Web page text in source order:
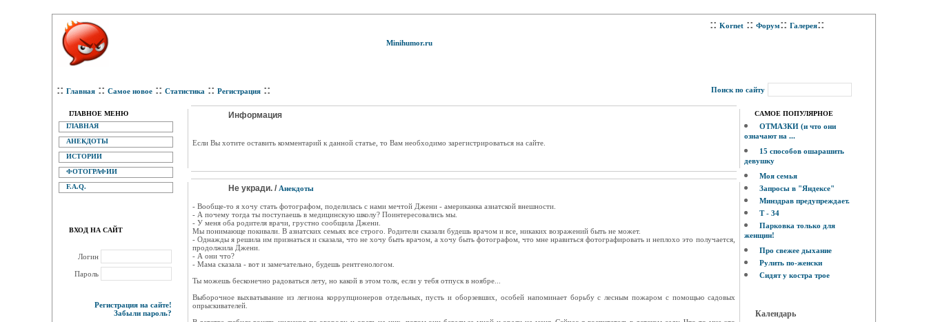
Minihumor.ru
:: Kornet :: Форум:: Галерея::
:: Главная :: Самое новое :: Статистика :: Регистрация :: Поиск по сайту
ГЛАВНОЕ МЕНЮ
ГЛАВНАЯ
АНЕКДОТЫ
ИСТОРИИ
ФОТОГРАФИИ
F.A.Q.
ВХОД НА САЙТ
Логин
Пароль
Регистрация на сайте!
Забыли пароль?
Информация
Eсли Вы хотите оставить комментарий к данной статье, то Вам необходимо зарегистрироваться на сайте.
Не укради. / Анекдоты
- Вообще-то я хочу стать фотографом, поделилась с нами мечтой Джени - американка азиатской внешности.
- А почему тогда ты поступаешь в медицинскую школу? Поинтересовались мы.
- У меня оба родителя врачи, грустно сообщила Джени.
Мы понимающе покивали. В азиатских семьях все строго. Родители сказали будешь врачом и все, никаких возражений быть не может.
- Однажды я решила им признаться и сказала, что не хочу быть врачом, а хочу быть фотографом, что мне нравиться фотографировать и неплохо это получается,
продолжила Джени.
- А они что?
- Мама сказала - вот и замечательно, будешь рентгенологом.
Ты можешь бесконечно радоваться лету, но какой в этом толк, если у тебя отпуск в ноябре...
Выборочное выхватывание из легиона коррупционеров отдельных, пусть и оборзевших, особей напоминает борьбу с лесным пожаром с помощью садовых
опрыскивателей.
САМОЕ ПОПУЛЯРНОЕ
ОТМАЗКИ (и что они
означают на ...
15 способов ошарашить
девушку
Моя семья
Запросы в "Яндексе"
Минздрав предупреждает.
Т - 34
Парковка только для
женщин!
Про свежее дыхание
Рулить по-женски
Сидят у костра трое
Календарь